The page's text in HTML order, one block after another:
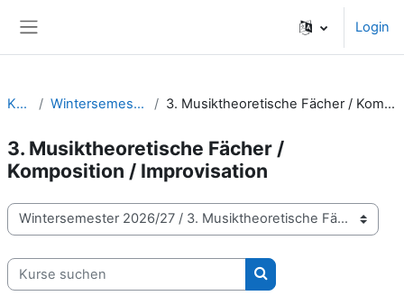
Login
Kurse Wintersemester 2026/27 3. Musiktheoretische Fächer / Komposition / Improvisation
3. Musiktheoretische Fächer /
Komposition / Improvisation
Kursbereiche
Kurse suchen
Kurse suchen